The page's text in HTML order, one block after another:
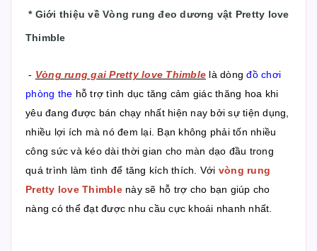
* Giới thiệu về Vòng rung đeo dương vật Pretty love
Thimble
- Vòng rung gai Pretty love Thimble là dòngđồ chơi
phòng the hỗ trợ tình dục tăng cảm giác thăng hoa khi
yêu đang được bán chạy nhất hiện nay bởi sự tiện dụng,
nhiều lợi ích mà nó đem lại. Bạn không phải tốn nhiều
công sức và kéo dài thời gian cho màn dạo đầu trong
quá trình làm tình để tăng kích thích. Với vòng rung
Pretty love Thimblenày sẽ hỗ trợ cho bạn giúp cho
nàng có thể đạt được nhu cầu cực khoái nhanh nhất.